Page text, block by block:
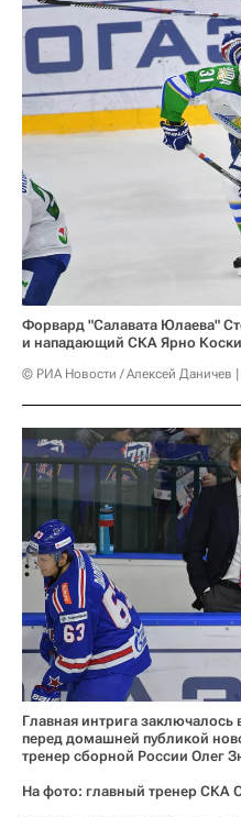
Форвард "Салавата Юлаева"
и нападающий СКА Ярно
© РИА Новости / Алексей Даничев
Главная интрига заключалось
перед домашней публикой
тренер сборной России Олег
На фото: главный тренер СКА